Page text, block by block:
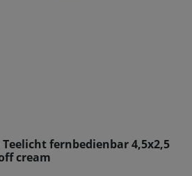
Teelicht fernbedienbar 4,5x2,5
cream